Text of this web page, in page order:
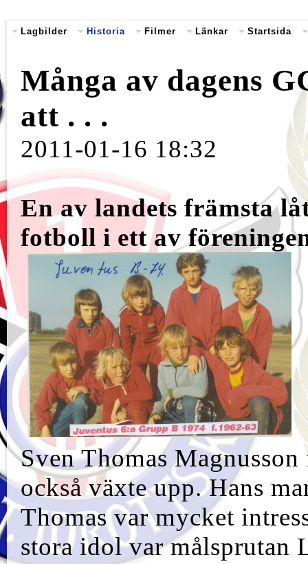
Lagbilder Historia Filmer Länkar Startsida
Många av dagens
att . . .
2011-01-16 18:32
En av landets främsta
fotboll i ett av
Sven Thomas
också växte upp. Hans
Thomas var mycket
stora idol var målsprutan